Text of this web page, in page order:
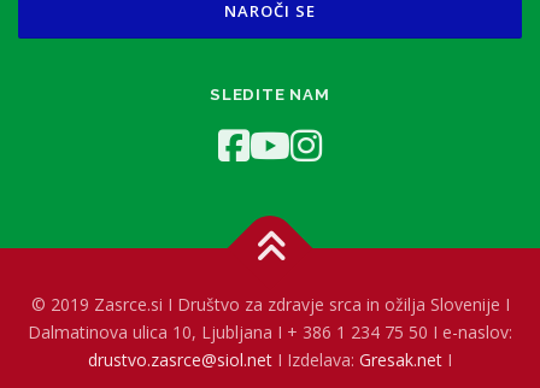
SLEDITE NAM
© 2019 Zasrce.si I Društvo za zdravje srca in ožilja Slovenije I
Dalmatinova ulica 10, Ljubljana I + 386 1 234 75 50 I e-naslov:
drustvo.zasrce@siol.net I Izdelava: Gresak.net I